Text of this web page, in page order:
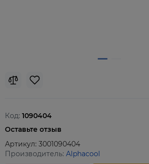
Код: 1090404
Оставьте отзыв
Артикул: 3001090404
Производитель: Alphacool